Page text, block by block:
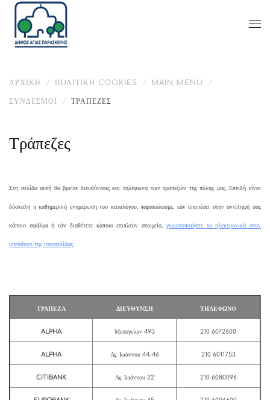
ΑΡΧΙΚΉ ΠΟΛΙΤΙΚΗ COOKIES MAIN MENU
ΣΎΝΔΕΣΜΟΙ ΤΡΆΠΕΖΕΣ
Τράπεζες
Στη σελίδα αυτή θα βρείτε διευθύνσεις και τηλέφωνα των τραπεζών της πόλης μας. Επειδή είναι
δύσκολη η καθημερινή ενημέρωση του καταλόγου, παρακαλούμε, εάν υποπέσει στην αντίληψή σας
κάποιο σφάλμα ή εάν διαθέτετε κάποιο επιπλέον στοιχείο, γνωστοποιήστε το ηλεκτρονικά στον
υπεύθυνο της ιστοσελίδας
ΤΡΑΠΕΖΑ ΔΙΕΥΘΥΝΣΗ ΤΗΛΕΦΩΝΟ
ALPHA Μεσογείων 493 210 6072600
ALPHA Αγ. Ιωάννου 44-46 210 6011753
CITIBANK Αγ. Ιωάννου 22 210 6080096